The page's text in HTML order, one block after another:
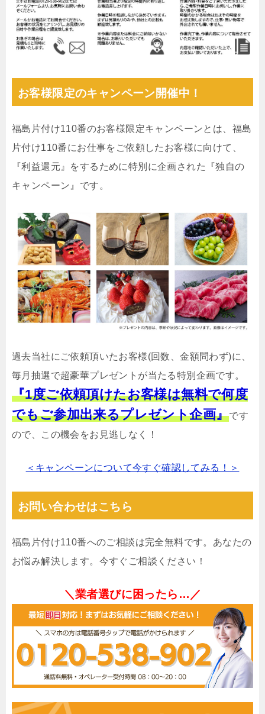
お客様限定のキャンペーン開催中！
福島片付け110番のお客様限定キャンペーンとは、福島
片付け110番にお仕事をご依頼したお客様に向けて、
『利益還元』をするために特別に企画された『独自の
キャンペーン』です。
過去当社にご依頼頂いたお客様(回数、金額問わず)に、
毎月抽選で超豪華プレゼントが当たる特別企画です。
『1度ご依頼頂けたお客様は無料で何度
でもご参加出来るプレゼント企画』です
ので、この機会をお見逃しなく！
＜キャンペーンについて今すぐ確認してみる！＞
お問い合わせはこちら
福島片付け110番へのご相談は完全無料です。あなたの
お悩み解決します。今すぐご相談ください！
＼業者選びに困ったら…／